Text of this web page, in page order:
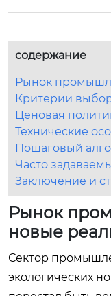
содержание
Рынок
Критерии
Ценовая
Технические
Пошаговый
Часто
Заключение и
Рынок
новые
Сектор
экологических